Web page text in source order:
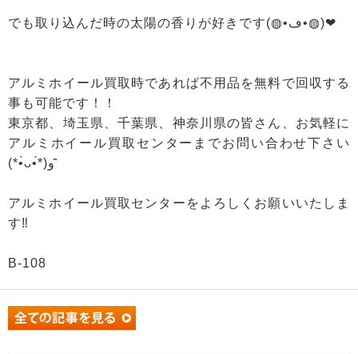
でも取り込んだ時の太陽の香りが好きです(◍•ڡ•◍)❤
アルミホイール買取時であれば不用品を無料で回収する
事も可能です！！
東京都、埼玉県、千葉県、神奈川県の皆さん、お気軽に
アルミホイール買取センターまでお問い合わせ下さい
(*•̀ᴗ•́*)و ̑̑
アルミホイール買取センターをよろしくお願いいたしま
す‼
B-108